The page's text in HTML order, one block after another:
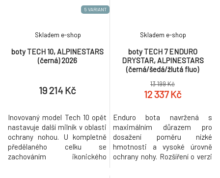
5 VARIANT
boty TECH 10, ALPINESTARS
(černá) 2026
Skladem e-shop
19 214 Kč
Inovovaný model Tech 10 opět
nastavuje další milník v oblasti
ochrany nohou. U kompletně
předělaného celku se
zachováním ikonického
boty TECH 7 ENDURO
DRYSTAR, ALPINESTARS
(černá/šedá/žlutá fluo)
Skladem e-shop
13 199 Kč
12 337 Kč
Enduro bota navržená s
maximálním důrazem pro
dosažení poměru nízké
hmotnosti a vysoké úrovně
ochrany nohy. Rozšíření o verzi